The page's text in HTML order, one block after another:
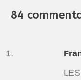
84